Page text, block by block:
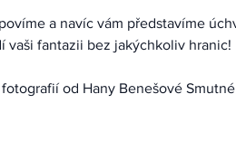
vaši fantazii bez jakýchkoliv hranic!
od Hany Benešové